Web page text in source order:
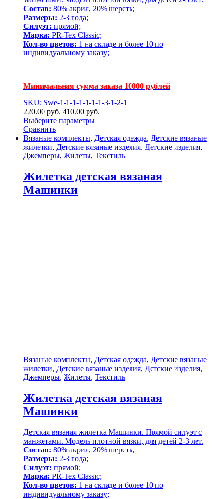
Состав: 80% акрил, 20% шерсть;
Размеры: 2-3 года;
Силуэт: прямой;
Марка: PR-Tex Classic;
Кол-во цветов: 1 на складе и более 10 по
индивидуальному заказу;
Минимальная сумма заказа 10000 рублей
SKU: Swe-1-1-1-1-1-1-1-3-1-2-1
220.00 руб. 410.00руб.
Выберите параметры
Сравнить
Вязаные комплекты, Детская одежда, Детские вязаные
жилетки, Детские вязаные изделия, Детские изделия,
Джемперы, Жилеты, Текстиль
Жилетка детская вязаная
Машинки
Вязаные комплекты, Детская одежда, Детские вязаные
жилетки, Детские вязаные изделия, Детские изделия,
Джемперы, Жилеты, Текстиль
Жилетка детская вязаная
Машинки
Детская вязаная жилетка Машинки. Прямой силуэт с
манжетами. Модель плотной вязки, для детей 2-3 лет.
Состав: 80% акрил, 20% шерсть;
Размеры: 2-3 года;
Силуэт: прямой;
Марка: PR-Tex Classic;
Кол-во цветов: 1 на складе и более 10 по
индивидуальному заказу;